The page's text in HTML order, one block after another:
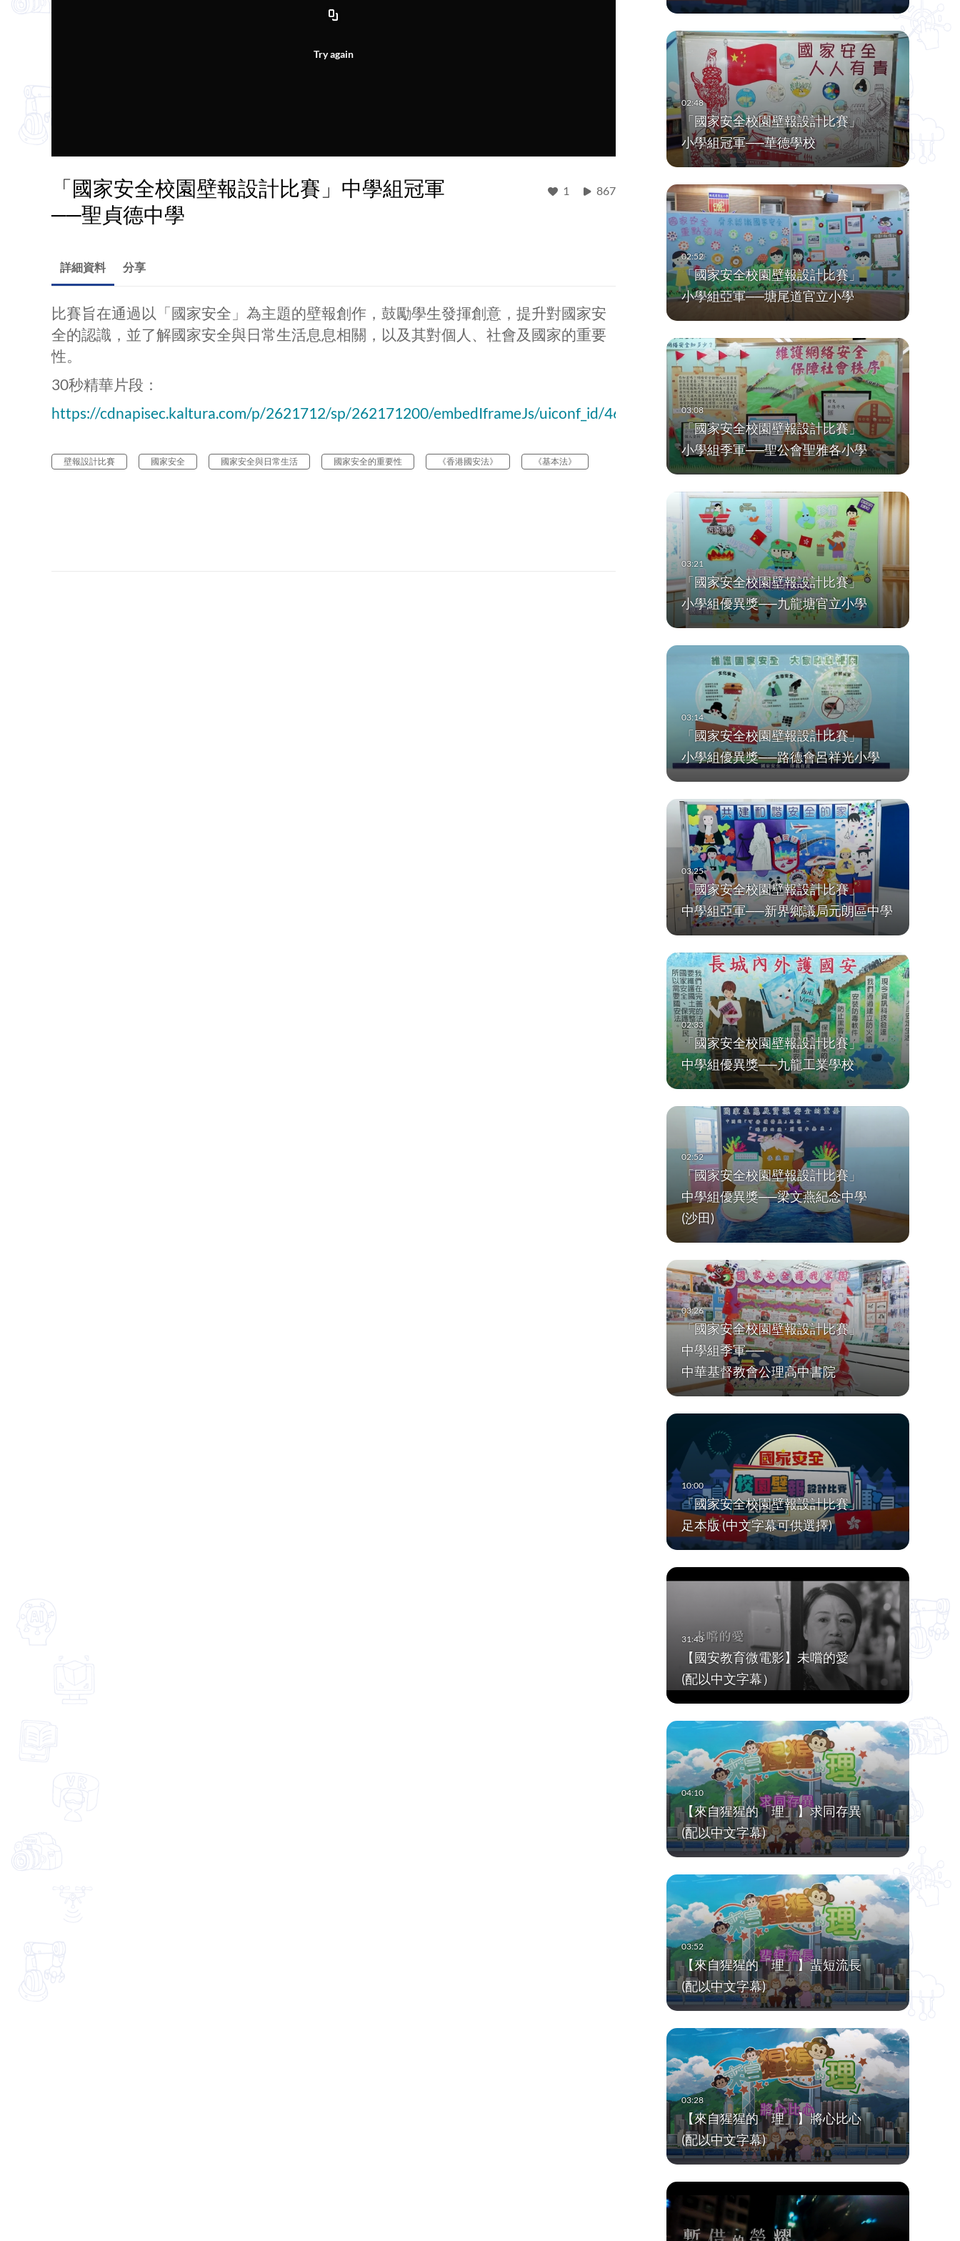
Try again
「國家安全校園壁報設計比賽」中學組冠軍
──聖貞德中學
1 867
「國家安全校園壁報設計比賽」
小學組冠軍──華德學校
「國家安全校園壁報設計比賽」
小學組亞軍──塘尾道官立小學
「國家安全校園壁報設計比賽」
小學組季軍──聖公會聖雅各小學
「國家安全校園壁報設計比賽」
小學組優異獎──九龍塘官立小學
「國家安全校園壁報設計比賽」
小學組優異獎──路德會呂祥光小學
「國家安全校園壁報設計比賽」
中學組亞軍──新界鄉議局元朗區中學
「國家安全校園壁報設計比賽」
中學組優異獎──九龍工業學校
「國家安全校園壁報設計比賽」
中學組優異獎──梁文燕紀念中學
(沙田)
「國家安全校園壁報設計比賽」
中學組季軍──
中華基督教會公理高中書院
「國家安全校園壁報設計比賽」
足本版 (中文字幕可供選擇)
【國安教育微電影】未嚐的愛
(配以中文字幕）
【來自猩猩的「理」】求同存異
(配以中文字幕)
【來自猩猩的「理」】蜚短流長
(配以中文字幕)
【來自猩猩的「理」】將心比心
(配以中文字幕)
詳細資料 分享
比賽旨在通過以「國家安全」為主題的壁報創作，鼓勵學生發揮創意，提升對國家安
全的認識，並了解國家安全與日常生活息息相關，以及其對個人、社會及國家的重要
性。
30秒精華片段：
https://cdnapisec.kaltura.com/p/2621712/sp/262171200/embedIframeJs/uiconf_id/46688843/partner_id/262...
壁報設計比賽 國家安全 國家安全與日常生活 國家安全的重要性 《香港國安法》 《基本法》